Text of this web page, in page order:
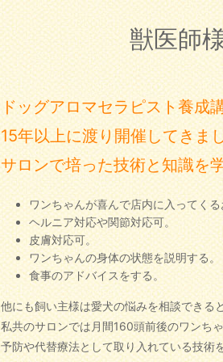
獣医師
ドッグアロマセラピスト養成
15年以上に渡り開催してきま
サロンで培った技術と知識を
ワンちゃんが喜んで店内に入ってく
ヘルニア対応や関節対応可。
皮膚対応可。
ワンちゃんの身体の状態を説明する。
食事のアドバイスをする。
他にも飼い主様は愛犬の悩みを相談できる
私共のサロンでは月間160頭前後のワンち
予防や代替療法として取り入れている技術